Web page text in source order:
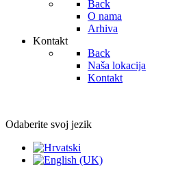
Back
O nama
Arhiva
Kontakt
Back
Naša lokacija
Kontakt
Odaberite svoj jezik